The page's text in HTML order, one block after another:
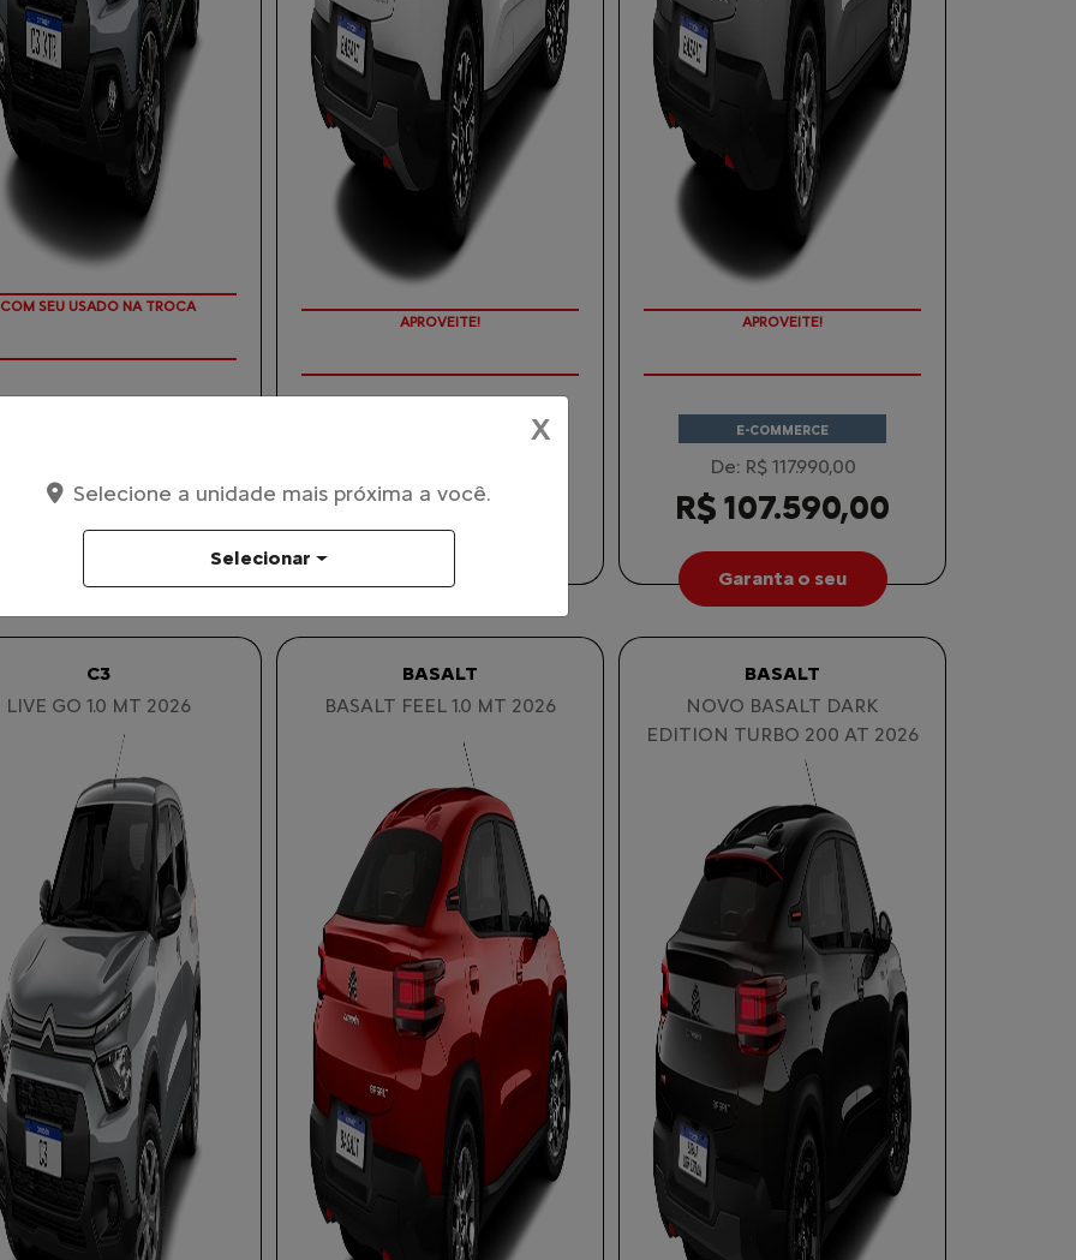
DO SEU SEMINOVO
87.590,00
Garanta o seu
TAXA 0 %
R$ 110.990,00
Garanta o seu
TAXA 0 %
E-COMMERCE
De: R$ 117.990,00
R$ 107.590,00
Garanta o seu
C3
LIVE GO 1.0 MT 2026
BASALT
BASALT FEEL 1.0 MT 2026
BASALT
NOVO BASALT DARK
EDITION TURBO 200 AT 2026
X
Selecione a unidade mais próxima a você.
Selecionar